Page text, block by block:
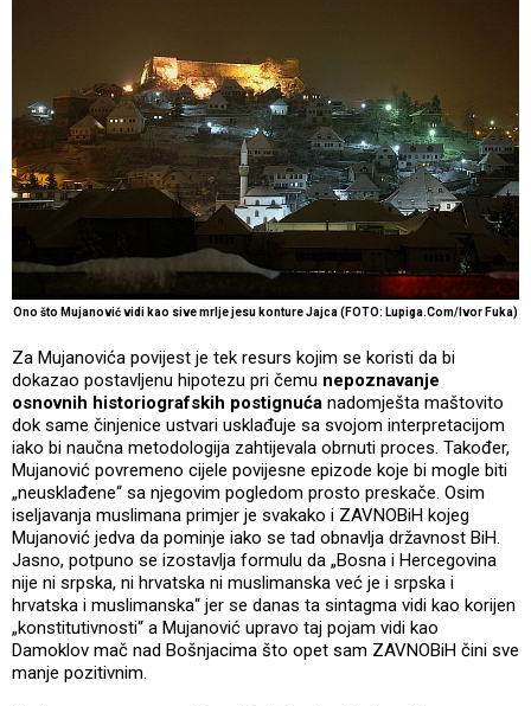
Ono što Mujanović vidi kao sive mrlje jesu konture Jajca (FOTO: Lupiga.Com/Ivor Fuka)
Za Mujanovića povijest je tek resurs kojim se koristi da bi
dokazao postavljenu hipotezu pri čemu nepoznavanje
osnovnih historiografskih postignuća nadomješta maštovito
dok same činjenice ustvari usklađuje sa svojom interpretacijom
iako bi naučna metodologija zahtijevala obrnuti proces. Također,
Mujanović povremeno cijele povijesne epizode koje bi mogle biti
„neusklađene“ sa njegovim pogledom prosto preskače. Osim
iseljavanja muslimana primjer je svakako i ZAVNOBiH kojeg
Mujanović jedva da pominje iako se tad obnavlja državnost BiH.
Jasno, potpuno se izostavlja formulu da „Bosna i Hercegovina
nije ni srpska, ni hrvatska ni muslimanska već je i srpska i
hrvatska i muslimanska“ jer se danas ta sintagma vidi kao korijen
„konstitutivnosti“ a Mujanović upravo taj pojam vidi kao
Damoklov mač nad Bošnjacima što opet sam ZAVNOBiH čini sve
manje pozitivnim.